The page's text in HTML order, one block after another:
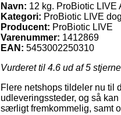
Navn: 12 kg. ProBiotic LIVE
Kategori: ProBiotic LIVE dog
Producent: ProBiotic LIVE
Varenummer: 1412869
EAN: 5453002250310
Vurderet til 4.6 ud af 5
Flere netshops tildeler nu til
udleveringssteder, og så
særligt fremkommelig, samt